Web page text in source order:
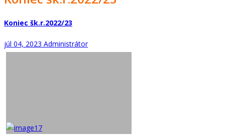
Koniec šk.r.2022/23
júl 04, 2023 Administrátor